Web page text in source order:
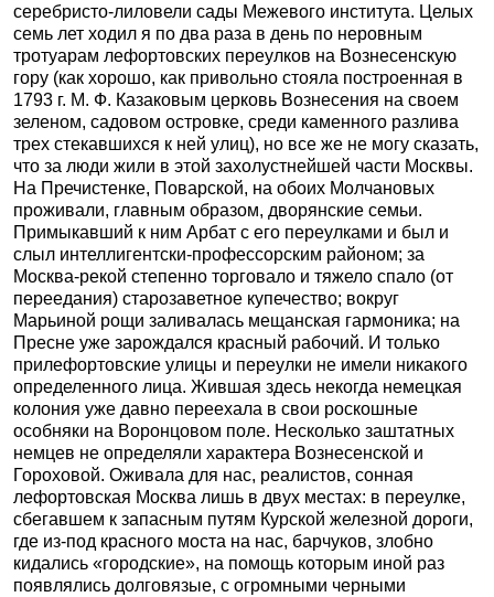
серебристо-лиловели сады Межевого института. Целых
семь лет ходил я по два раза в день по неровным
тротуарам лефортовских переулков на Вознесенскую
гору (как хорошо, как привольно стояла построенная в
1793 г. М. Ф. Казаковым церковь Вознесения на своем
зеленом, садовом островке, среди каменного разлива
трех стекавшихся к ней улиц), но все же не могу сказать,
что за люди жили в этой захолустнейшей части Москвы.
На Пречистенке, Поварской, на обоих Молчановых
проживали, главным образом, дворянские семьи.
Примыкавший к ним Арбат с его переулками и был и
слыл интеллигентски-профессорским районом; за
Москва-рекой степенно торговало и тяжело спало (от
переедания) старозаветное купечество; вокруг
Марьиной рощи заливалась мещанская гармоника; на
Пресне уже зарождался красный рабочий. И только
прилефортовские улицы и переулки не имели никакого
определенного лица. Жившая здесь некогда немецкая
колония уже давно переехала в свои роскошные
особняки на Воронцовом поле. Несколько заштатных
немцев не определяли характера Вознесенской и
Гороховой. Оживала для нас, реалистов, сонная
лефортовская Москва лишь в двух местах: в переулке,
сбегавшем к запасным путям Курской железной дороги,
где из-под красного моста на нас, барчуков, злобно
кидались «городские», на помощь которым иной раз
появлялись долговязые, с огромными черными